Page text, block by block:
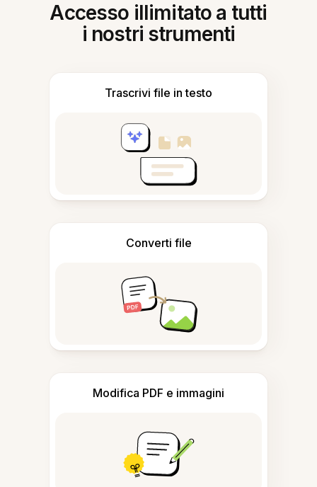
Accesso illimitato a tutti
i nostri strumenti
Trascrivi file in testo
Converti file
Modifica PDF e immagini